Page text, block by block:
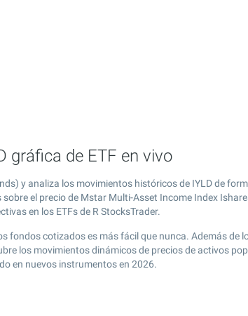
gráfica de ETF en vivo
y analiza los movimientos históricos de IYLD de
el precio de Mstar Multi-Asset Income Index
en los ETFs de R StocksTrader.
fondos cotizados es más fácil que nunca. Además de
los movimientos dinámicos de precios de activos
en nuevos instrumentos en 2026.